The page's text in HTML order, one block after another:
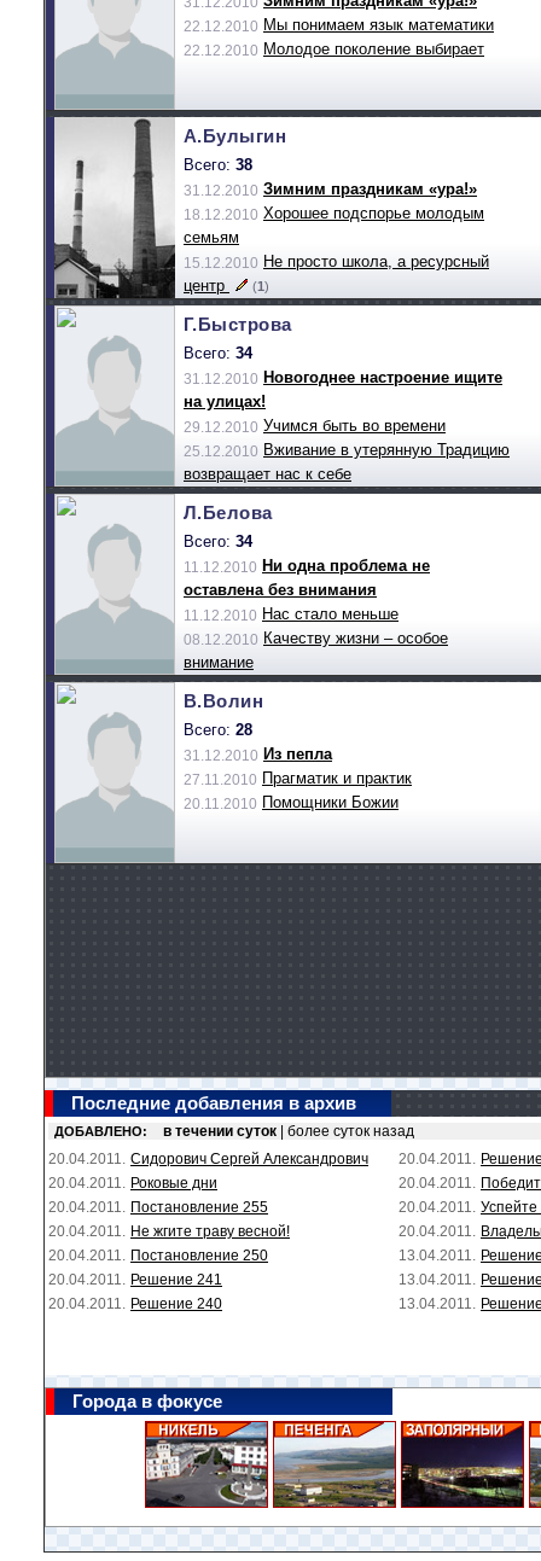
22.12.2010 Мы понимаем язык математики
22.12.2010 Молодое поколение выбирает
А.Булыгин
Всего: 38
31.12.2010 Зимним праздникам «ура!»
18.12.2010 Хорошее подспорье молодым
семьям
15.12.2010 Не просто школа, а ресурсный
центр
(1)
Г.Быстрова
Всего: 34
31.12.2010 Новогоднее настроение ищите
на улицах!
29.12.2010 Учимся быть во времени
25.12.2010 Вживание в утерянную Традицию
возвращает нас к себе
Л.Белова
Всего: 34
11.12.2010 Ни одна проблема не
оставлена без внимания
11.12.2010 Нас стало меньше
08.12.2010 Качеству жизни – особое
внимание
В.Волин
Всего: 28
31.12.2010 Из пепла
27.11.2010 Прагматик и практик
20.11.2010 Помощники Божии
Последние добавления в архив
ДОБАВЛЕНО: в течении суток | более суток назад
20.04.2011.
Сидорович Сергей Александрович
20.04.2011.
Роковые дни
20.04.2011.
Постановление 255
20.04.2011.
Не жгите траву весной!
20.04.2011.
Постановление 250
20.04.2011.
Решение 241
20.04.2011.
Решение 240
20.04.2011.
20.04.2011.
20.04.2011.
Успейте
20.04.2011.
13.04.2011.
13.04.2011.
13.04.2011.
Города в фокусе